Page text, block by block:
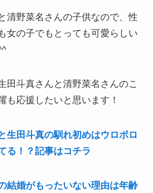
清野菜名さんの子供なので、性
女の子でもとっても可愛らしい
田斗真さんと清野菜名さんのこ
も応援したいと思います！
田斗真の馴れ初めはウロボロ
る！？記事はコチラ
婚がもったいない理由は年齢